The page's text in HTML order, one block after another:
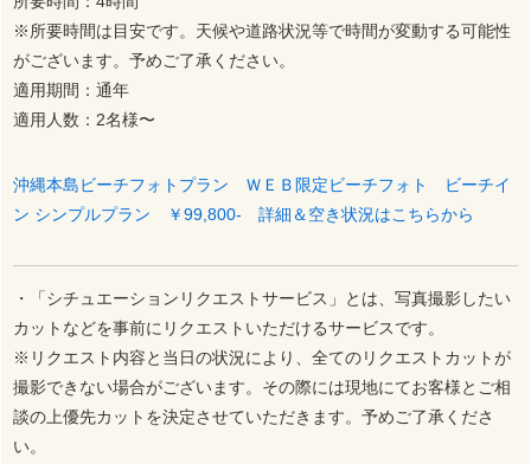
※所要時間は目安です。天候や道路状況等で時間が変動する可能性
がございます。予めご了承ください。
適用期間：通年
適用人数：2名様〜
沖縄本島ビーチフォトプラン ＷＥＢ限定ビーチフォト ビーチイ
ン シンプルプラン ￥99,800- 詳細＆空き状況はこちらから
・「シチュエーションリクエストサービス」とは、写真撮影したい
カットなどを事前にリクエストいただけるサービスです。
※リクエスト内容と当日の状況により、全てのリクエストカットが
撮影できない場合がございます。その際には現地にてお客様とご相
談の上優先カットを決定させていただきます。予めご了承くださ
い。